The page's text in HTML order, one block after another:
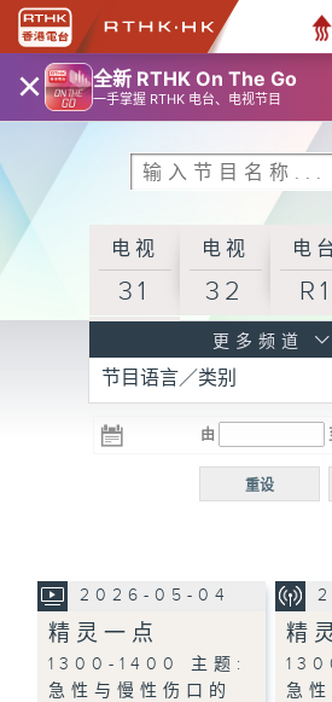
× 全新 RTHK On The Go
一手掌握 RTHK 电台、电视节目
电视
31
电视
32
电
R1
R3
电台 电台
R5
电
普
更多频道
节目语言／类别
由
重设
2026-05-04
精灵一点
1300-1400 主题:
急性与慢性伤口的
精
急